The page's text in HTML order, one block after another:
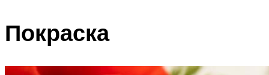
Покраска